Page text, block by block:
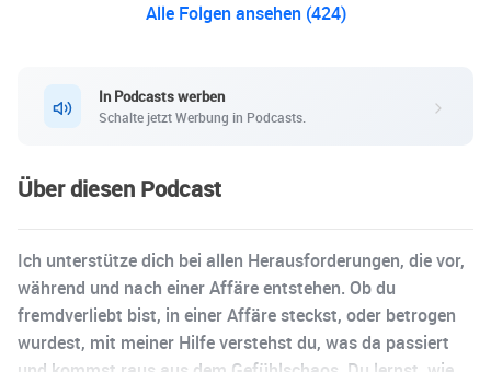
Alle Folgen ansehen (424)
In Podcasts werben
Schalte jetzt Werbung in Podcasts.
Über diesen Podcast
Ich unterstütze dich bei allen Herausforderungen, die vor,
während und nach einer Affäre entstehen. Ob du
fremdverliebt bist, in einer Affäre steckst, oder betrogen
wurdest, mit meiner Hilfe verstehst du, was da passiert